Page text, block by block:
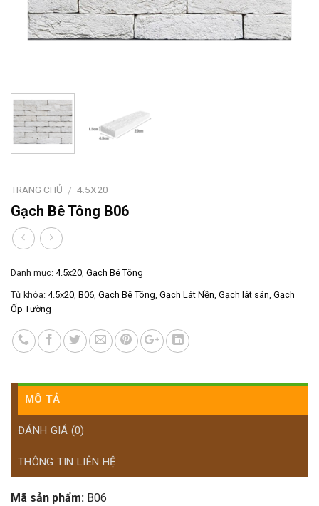
TRANG CHỦ / 4.5X20
Gạch Bê Tông B06
Danh mục: 4.5x20, Gạch Bê Tông
Từ khóa: 4.5x20, B06, Gạch Bê Tông, Gạch Lát Nền, Gạch lát sân, Gạch
Ốp Tường
MÔ TẢ
ĐÁNH GIÁ (0)
THÔNG TIN LIÊN HỆ
Mã sản phẩm: B06